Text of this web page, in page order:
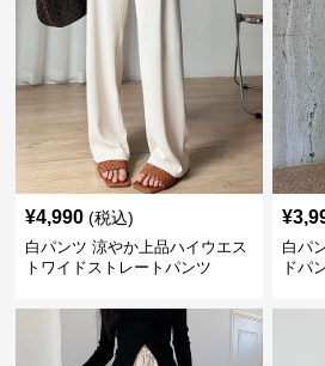
¥4,990 (税込)
白パンツ 涼やか上品ハイウエス
トワイドストレートパンツ
¥
白パ
ドパ